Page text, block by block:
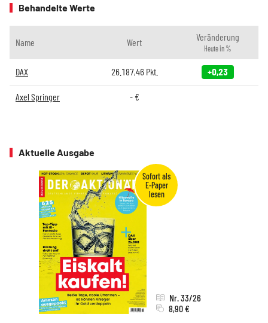
Behandelte Werte
Name Wert Veränderung
Heute in %
DAX 26.187,46Pkt. +0,23
Axel Springer -€
Aktuelle Ausgabe
Nr. 33/26
8,90 €